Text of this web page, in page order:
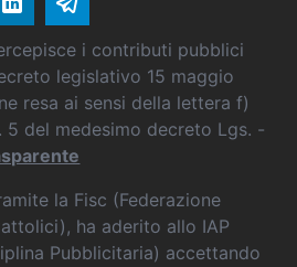
i contributi pubblici
legislativo 15 maggio
resa ai sensi della lettera f)
del medesimo decreto Lgs. -
la Fisc (Federazione
ha aderito allo IAP
Pubblicitaria) accettando